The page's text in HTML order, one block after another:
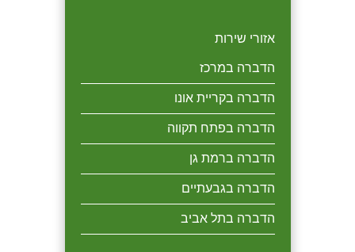
אזורי שירות
הדברה במרכז
הדברה בקריית אונו
הדברה בפתח תקווה
הדברה ברמת גן
הדברה בגבעתיים
הדברה בתל אביב